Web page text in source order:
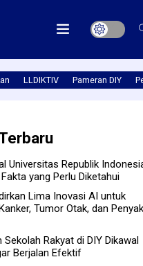
LLDIKTIV Pameran DIY
Universitas Republik
yang Perlu Diketahui
Lima Inovasi AI untuk
Tumor Otak, dan
Sekolah Rakyat di DIY Dikawal
Berjalan Efektif